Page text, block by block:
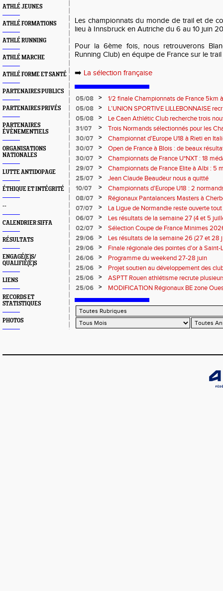
ATHLÉ JEUNES
ATHLÉ FORMATIONS
ATHLÉ RUNNING
ATHLÉ MARCHE
ATHLÉ FORME ET SANTÉ
PARTENAIRES PUBLICS
PARTENAIRES PRIVÉS
PARTENAIRES
ÉVÈNEMENTIELS
ORGANISATIONS
NATIONALES
LUTTE ANTIDOPAGE
ÉTHIQUE ET INTÉGRITÉ
--
CALENDRIER SIFFA
RÉSULTATS
ENGAGÉ(E)S/
QUALIFIÉ(E)S
LIENS
RECORDS ET
STATISTIQUES
PHOTOS
Les championnats du monde de trail et de
lieu à Innsbruck en Autriche du 6 au 10 juin
Pour la 6ème fois, nous retrouverons
Running Club) en équipe de France sur le
➡️ La sélection française
05/08 >
1/2 finale Championnats de France 5km
13 septembre 2026 : les informations
05/08 >
L’UNION SPORTIVE LILLEBONNAISE
rentrée 2026
05/08 >
Le Caen Athlétic Club recherche trois
civique à compter de septembre 2026
31/07 >
Trois Normands sélectionnés pour les
Eugene !
30/07 >
Championnat d'Europe U18 à Rieti en
normands
30/07 >
Open de France à Blois : de beaux
30/07
>
Championnats de France U*NXT : 18
29/07
>
Championnats de France Elite à Albi : 5
titres !
25/07 >
Jean Claude Beaudeur nous a quitté
10/07
>
Championnats d'Europe U18 : 2
08/07
>
Régionaux Pantalancers Masters à
07/07
>
La Ligue de Normandie reste ouverte tout
06/07
>
Les résultats de la semaine 27 (4 et 5
02/07
>
Sélection Coupe de France Minimes
29/06
>
Les résultats de la semaine 26 (27 et 28
29/06
>
Finale régionale des pointes d'or à
informations
26/06 >
Programme du weekend 27-28 juin
25/06
>
Projet soutien au développement des
25/06
>
ASPTT Rouen athlétisme recrute
25/06
>
MODIFICATION Régionaux BE zone